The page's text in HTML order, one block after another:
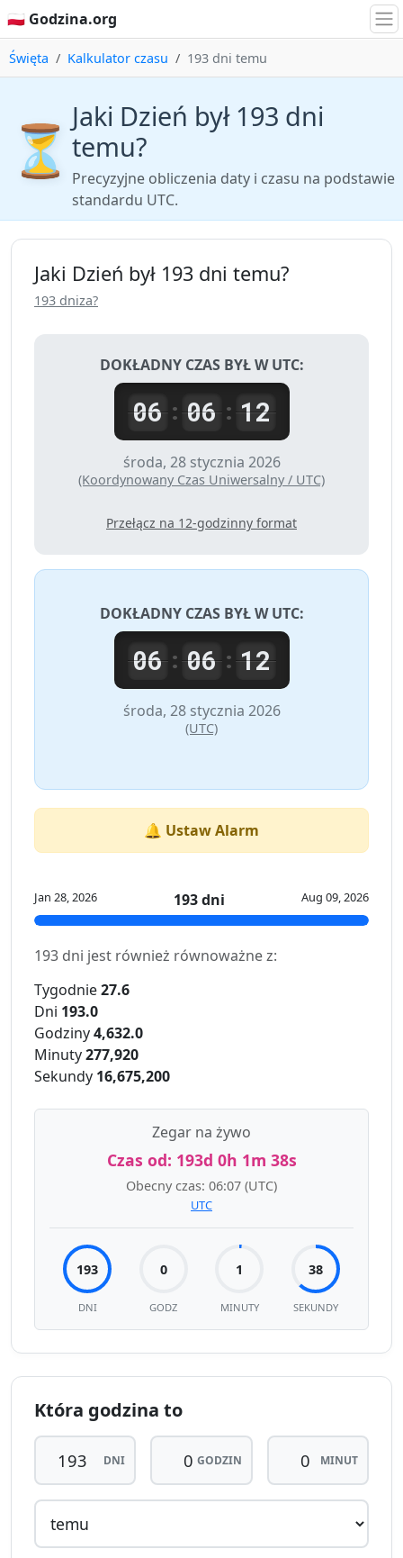
🇵🇱 Godzina.org
Święta Kalkulator czasu 193 dni temu
⏳Jaki Dzień był 193 dni
temu?
Precyzyjne obliczenia daty i czasu na podstawie
standardu UTC.
Jaki Dzień był 193 dni temu?
193 dniza?
DOKŁADNY CZAS BYŁ W UTC:
06: 06: 12
środa, 28 stycznia 2026
(Koordynowany Czas Uniwersalny / UTC)
Przełącz na 12-godzinny format
DOKŁADNY CZAS BYŁ WUTC:
06: 06: 12
środa, 28 stycznia 2026
(UTC)
🔔 Ustaw Alarm
Jan 28, 2026 193 dni Aug 09, 2026
193 dni jest również równoważne z:
Tygodnie27.6
Dni 193.0
Godziny4,632.0
Minuty277,920
Sekundy 16,675,200
Zegar na żywo
Czas od: 193d 0h 1m 38s
Obecny czas: 06:07 (UTC)
UTC
193
DNI
0
GODZ
1
MINUTY
38
SEKUNDY
Która godzina to
DNI GODZIN MINUT